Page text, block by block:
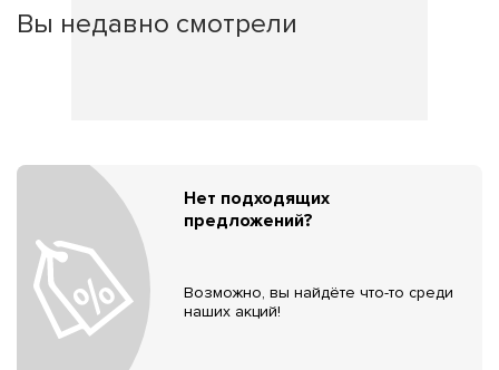
Вы недавно смотрели
Нет подходящих
предложений?
Возможно, вы найдёте что-то среди
наших акций!